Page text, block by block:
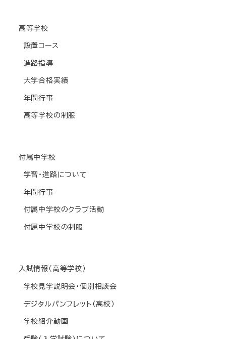
高等学校
設置コース
進路指導
大学合格実績
年間行事
高等学校の制服
付属中学校
学習・進路について
年間行事
付属中学校のクラブ活動
付属中学校の制服
入試情報(高等学校)
学校見学説明会・個別相談会
デジタルパンフレット(高校)
学校紹介動画